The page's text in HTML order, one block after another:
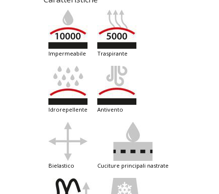
impermeabile traspirante
idrorepellente antivento
bielastico cuciture principali nastrate